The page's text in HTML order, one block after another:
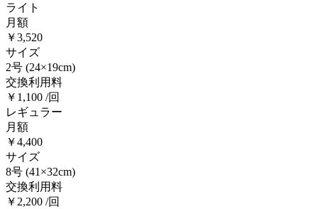
ライト
月額
￥3,520
サイズ
2号 (24×19cm)
交換利用料
￥1,100 /回
レギュラー
月額
￥4,400
サイズ
8号 (41×32cm)
交換利用料
￥2,200 /回